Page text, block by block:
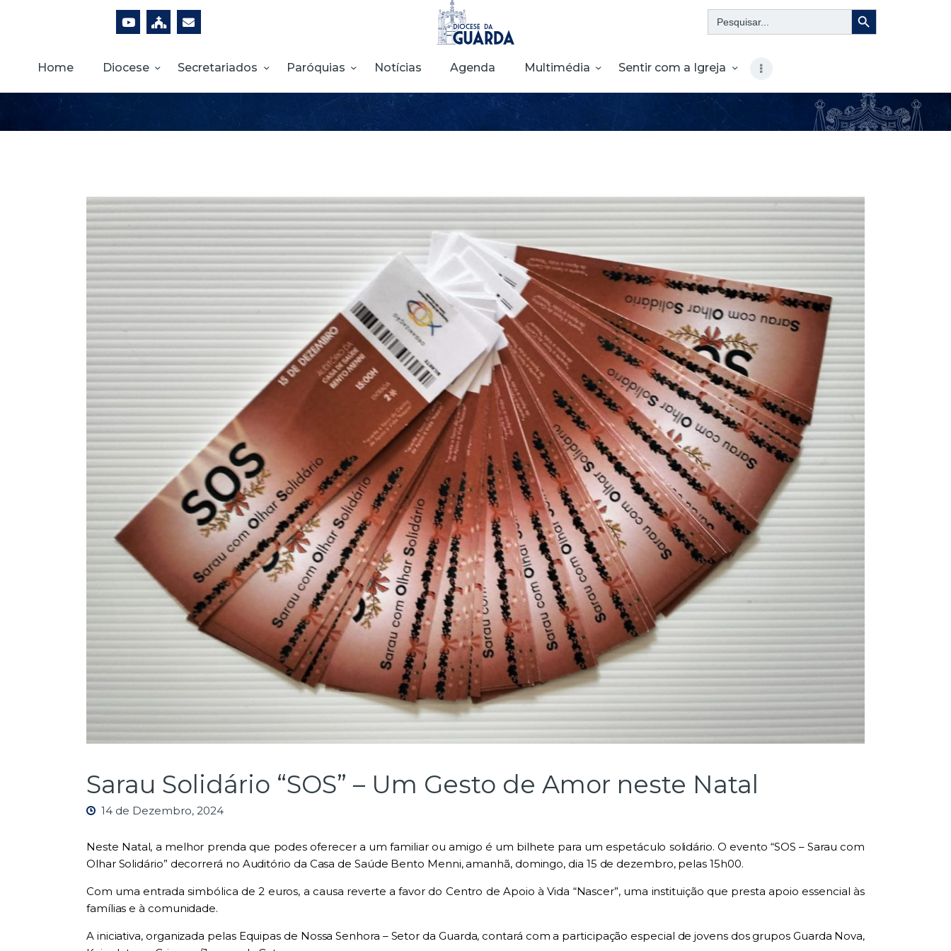
Search
for:
Search Button
Home Diocese Secretariados Paróquias Notícias Agenda Multimédia Sentir com a Igreja
PARÓQUIAS
MULTIMÉDIA
SENTIR COM A
IGREJA
CONTACTOS
Sarau Solidário “SOS” – Um Gesto de Amor neste Natal
14 de Dezembro, 2024
Neste Natal, a melhor prenda que podes oferecer a um familiar ou amigo é um bilhete para um espetáculo solidário. O evento“SOS – Sarau com
Olhar Solidário” decorrerá no Auditório da Casa de Saúde Bento Menni, amanhã, domingo, dia 15 de dezembro, pelas 15h00.
Com uma entrada simbólica de2 euros, a causa reverte a favor do Centro de Apoio à Vida “Nascer”, uma instituição que presta apoio essencial às
famílias e à comunidade.
A iniciativa, organizada pelas Equipas de Nossa Senhora – Setor da Guarda, contará com a participação especial de jovens dos grupos Guarda Nova,